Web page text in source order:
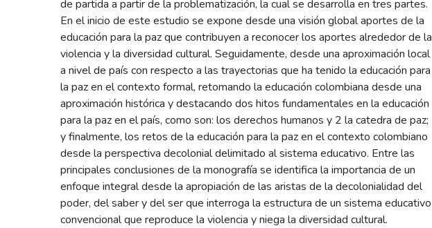
de partida a partir de la problematización, la cual se desarrolla en tres partes.
En el inicio de este estudio se expone desde una visión global aportes de la
educación para la paz que contribuyen a reconocer los aportes alrededor de la
violencia y la diversidad cultural. Seguidamente, desde una aproximación local
a nivel de país con respecto a las trayectorias que ha tenido la educación para
la paz en el contexto formal, retomando la educación colombiana desde una
aproximación histórica y destacando dos hitos fundamentales en la educación
para la paz en el país, como son: los derechos humanos y 2 la catedra de paz;
y finalmente, los retos de la educación para la paz en el contexto colombiano
desde la perspectiva decolonial delimitado al sistema educativo. Entre las
principales conclusiones de la monografía se identifica la importancia de un
enfoque integral desde la apropiación de las aristas de la decolonialidad del
poder, del saber y del ser que interroga la estructura de un sistema educativo
convencional que reproduce la violencia y niega la diversidad cultural.